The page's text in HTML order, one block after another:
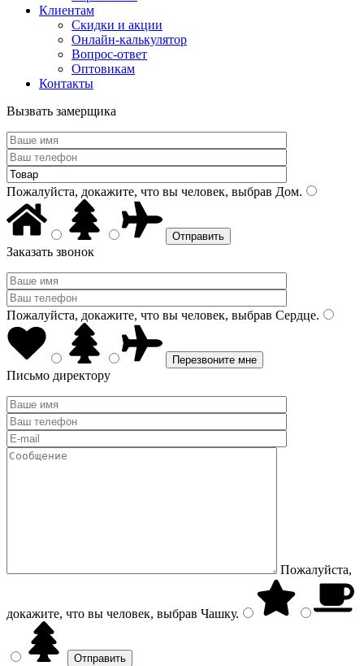
Клиентам
Скидки и акции
Онлайн-калькулятор
Вопрос-ответ
Оптовикам
Контакты
Вызвать замерщика
Пожалуйста, докажите, что вы человек, выбрав Дом.
Заказать звонок
Пожалуйста, докажите, что вы человек, выбрав Сердце.
Письмо директору
Пожалуйста,
докажите, что вы человек, выбрав Чашку.